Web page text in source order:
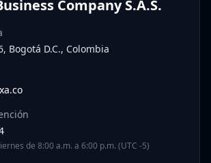
Company S.A.S.
Bogotá D.C., Colombia
de 8:00 a.m. a 6:00 p.m. (UTC -5)